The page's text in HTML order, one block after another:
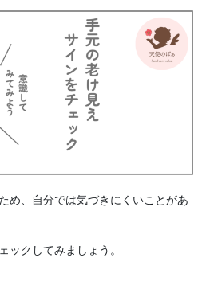
め、自分では気づきにくいことがあ
ックしてみましょう。